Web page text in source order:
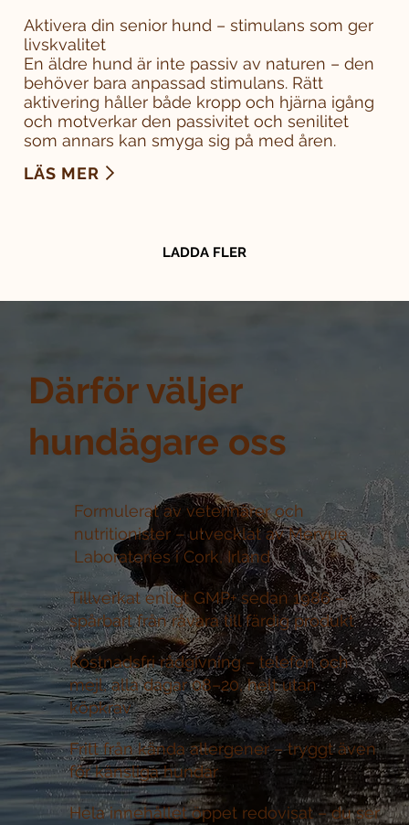
Därför väljer
hundägare oss
Formulerat av veterinärer och
nutritionister –utvecklat av Mervue
Laboratories i Cork, Irland
Tillverkat enligt GMP+ sedan 1986 –
spårbart från råvara till färdig produkt
Kostnadsfri rådgivning –telefon och
mejl, alla dagar 08–20, helt utan
köpkrav
Fritt från kända allergener –tryggt även
för känsliga hundar
Hela innehållet öppet redovisat –du ser
Aktivera din senior hund – stimulans som ger
livskvalitet
En äldre hund är inte passiv av naturen – den
behöver bara anpassad stimulans. Rätt
aktivering håller både kropp och hjärna igång
och motverkar den passivitet och senilitet
som annars kan smyga sig på med åren.
LÄS MER
LADDA FLER